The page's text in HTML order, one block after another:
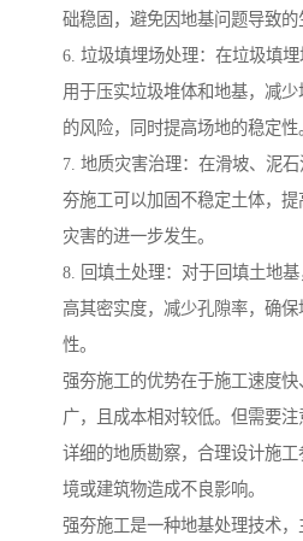
础稳固，避免因地基问题导致的
6. 垃圾填埋场处理：在垃圾填
用于压实垃圾堆体和地基，减
的风险，同时提高场地的稳定性
7. 地质灾害治理：在滑坡、泥
夯施工可以加固不稳定土体，
灾害的进一步发生。
8. 回填土处理：对于回填土地
高其密实度，减少孔隙率，确
性。
强夯施工的优势在于施工速度
广，且成本相对较低。但需要
详细的地质勘察，合理设计施
境或建筑物造成不良影响。
强夯施工是一种地基处理技术